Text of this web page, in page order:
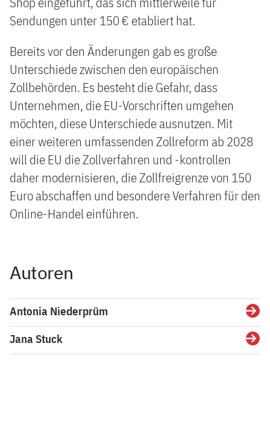
Sendungen unter 150 € etabliert hat.
Bereits vor den Änderungen gab es große
Unterschiede zwischen den europäischen
Zollbehörden. Es besteht die Gefahr, dass
Unternehmen, die EU-Vorschriften umgehen
möchten, diese Unterschiede ausnutzen. Mit
einer weiteren umfassenden Zollreform ab 2028
will die EU die Zollverfahren und -kontrollen
daher modernisieren, die Zollfreigrenze von 150
Euro abschaffen und besondere Verfahren für den
Online-Handel einführen.
Autoren
Antonia Niederprüm
Jana Stuck